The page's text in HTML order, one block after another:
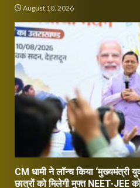
August 10, 2026
CM धामी ने लॉन्च किया ‘मुख्यमंत्री
छात्रों को मिलेगी मुफ्त NEET-JEE